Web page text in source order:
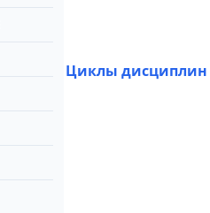
Циклы дисциплин